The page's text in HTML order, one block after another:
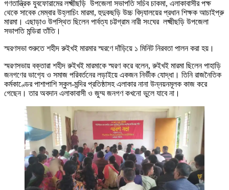
গণতান্ত্রিক যুবফোরামের লক্ষ্মীছড়ি উপজেলা সভাপতি সচিব চাকমা, এলাকাবাসীর পক্ষ
থেকে সাবেক মেম্বার উহ্লাচিং মারমা, হুদুকছড়ি উচ্চ বিদ‍্যালয়ের প্রধান শিক্ষক আচাইপ্রু
মারমা। এছাড়াও উপস্থিত ছিলেন পার্বত্য চট্টগ্রাম নারী সংঘের লক্ষ্মীছড়ি উপজেলা
সভাপতি মন্ডিরা তাঁতি।
স্মরণসভা শুরুতে শহীদ রুইখই মারমার স্মরণে দাঁড়িয়ে ১ মিনিট নিরবতা পালন করা হয়।
স্মরণসভায় বক্তারা শহীদ রুইখই মারমাকে স্মরণ করে বলেন, রুইখই মারমা ছিলেন পাহাড়ি
জনগণের ভাগ‍্যে ও সমাজ পরিবর্তনের লড়াইয়ে একজন নির্ভীক যোদ্ধা। তিনি রাজনৈতিক
কর্মকাণ্ডের পাশাপাশি স্কুল-মন্দির প্রতিষ্ঠাসহ এলাকার নানা উন্নয়নমূলক কাজ করে
গেছেন। তার অবদান এলাকাবাসী ও জুম্ম জনগণ কখনো ভুলে যাবে না।